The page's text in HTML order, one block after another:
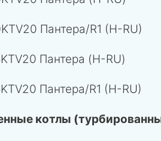
Пантера/R1 (H-RU)
Пантера (H-RU)
Пантера/R1 (H-RU)
котлы